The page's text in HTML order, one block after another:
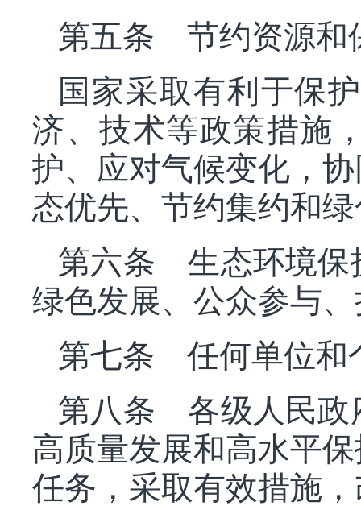
第五条 节约资源和
国家采取有利于保
济、技术等政策措施
护、应对气候变化，
态优先、节约集约和
第六条 生态环境保
绿色发展、公众参与
第七条 任何单位和
第八条 各级人民政
高质量发展和高水平
任务，采取有效措施